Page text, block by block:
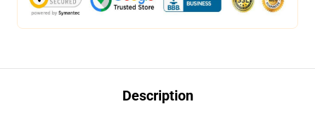
Description